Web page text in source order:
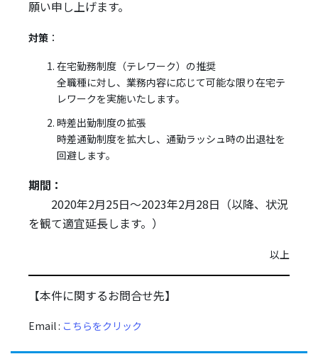
願い申し上げます。
対策 ：
在宅勤務制度（テレワーク）の推奨
全職種に対し、業務内容に応じて可能な限り在宅テ
レワークを実施いたします。
時差出勤制度の拡張
時差通勤制度を拡大し、通勤ラッシュ時の出退社を
回避します。
期間：
2020年2月25日～2023年2月28日（以降、状況
を観て適宜延長します。）
以上
【本件に関するお問合せ先】
Email : こちらをクリック